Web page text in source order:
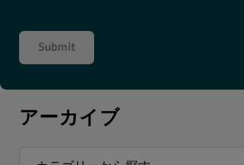
アーカイブ